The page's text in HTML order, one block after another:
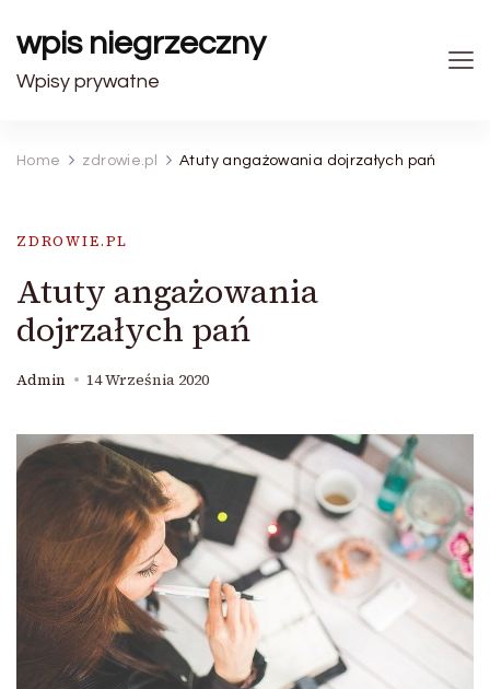
wpis niegrzeczny
Wpisy prywatne
Home zdrowie.pl Atuty angażowania dojrzałych pań
ZDROWIE.PL
Atuty angażowania
dojrzałych pań
Admin 14 Września 2020